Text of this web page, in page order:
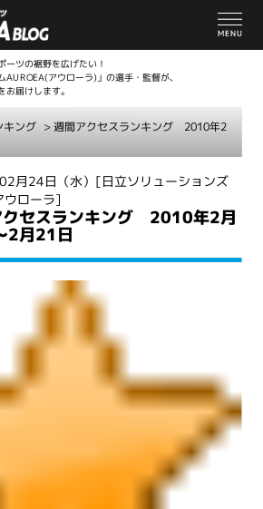
ーツの裾野を広げたい！
アウローラ)」の選手・監督が、
届けします。
キング > 週間アクセスランキング 2010年2
月24日（水） [日立ソリューションズ
ウローラ]
クセスランキング 2010年2月
2月21日